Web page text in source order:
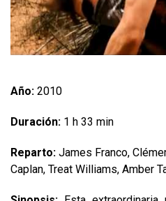
Año: 2010
Duración: 1 h 33 min
Reparto: James Franco,
Caplan, Treat Williams, Amber